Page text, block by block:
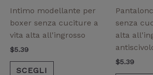
Intimo modellante per
boxer senza cuciture a
vita alta all'ingrosso
$5.39
SCEGLI
essere
scelte
nella
senza
alta
$5.39